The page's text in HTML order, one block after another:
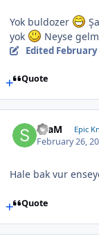
Yok buldozer
yok
Neyse
Edited
Quote
SLaM Epic
February 26,
Hale bak vur
Quote